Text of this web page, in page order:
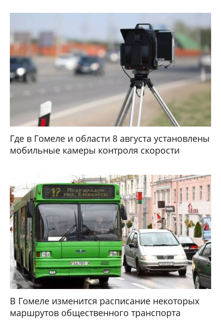
Где в Гомеле и области 8 августа установлены
мобильные камеры контроля скорости
В Гомеле изменится расписание некоторых
маршрутов общественного транспорта